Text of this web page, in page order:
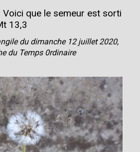
Voici que le semeur est sorti
13,3
du dimanche 12 juillet 2020,
du Temps 0rdinaire